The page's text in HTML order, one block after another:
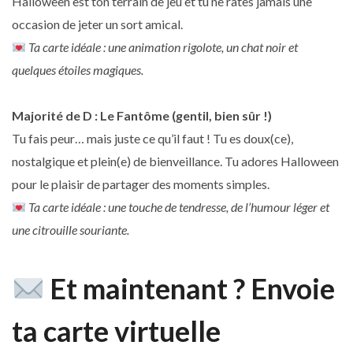
occasion de jeter un sort amical.
Ta carte idéale : une animation rigolote, un chat noir et
quelques étoiles magiques.
Majorité de D : Le Fantôme (gentil, bien sûr !)
Tu fais peur… mais juste ce qu’il faut ! Tu es doux(ce),
nostalgique et plein(e) de bienveillance. Tu adores Halloween
pour le plaisir de partager des moments simples.
Ta carte idéale : une touche de tendresse, de l’humour léger et
une citrouille souriante.
Et maintenant ? Envoie
ta carte virtuelle